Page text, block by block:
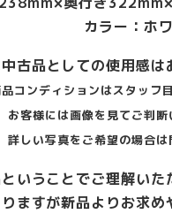
カラー：ホ
古品としての使用感
コンディションはスタッフ
お客様には画像を見てご判
詳しい写真をご希望の場合
いうことでご理解い
ますが新品よりお求